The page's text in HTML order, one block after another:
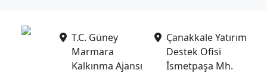
T.C. Güney
Marmara
Kalkınma Ajansı
Çanakkale Yatırım
Destek Ofisi
İsmetpaşa Mh.